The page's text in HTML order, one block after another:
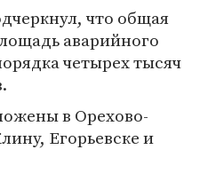
что общая
аварийного
четырех тысяч
в Орехово-
Егорьевске и